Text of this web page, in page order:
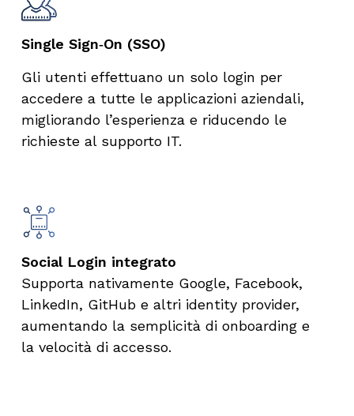
Single Sign‑On (SSO)
Gli utenti effettuano un solo login per
accedere a tutte le applicazioni aziendali,
migliorando l’esperienza e riducendo le
richieste al supporto IT.
Social Login integrato
Supporta nativamente Google, Facebook,
LinkedIn, GitHub e altri identity provider,
aumentando la semplicità di onboarding e
la velocità di accesso.